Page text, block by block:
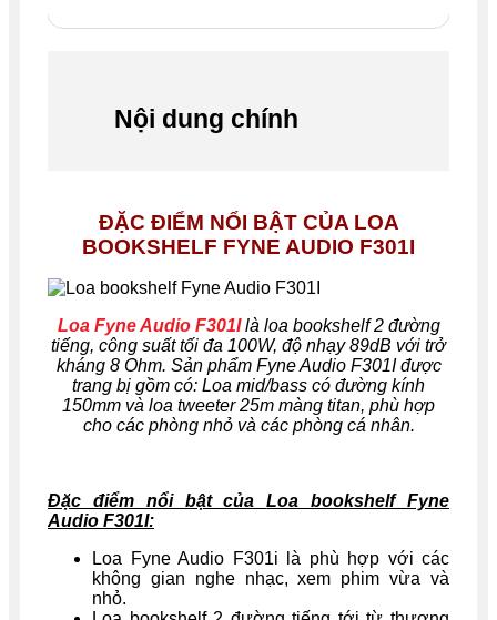
Nội dung chính
ĐẶC ĐIỂM NỔI BẬT CỦA LOA
BOOKSHELF FYNE AUDIO F301I
Loa Fyne Audio F301Ilà loa bookshelf 2 đường
tiếng, công suất tối đa 100W, độ nhạy 89dB với trở
kháng 8 Ohm. Sản phẩm Fyne Audio F301I được
trang bị gồm có: Loa mid/bass có đường kính
150mm và loa tweeter 25m màng titan, phù hợp
cho các phòng nhỏ và các phòng cá nhân.
Đặc điểm nổi bật củaLoa bookshelf Fyne
Audio F301I:
Loa Fyne Audio F301i là phù hợp với các
không gian nghe nhạc, xem phim vừa và
nhỏ.